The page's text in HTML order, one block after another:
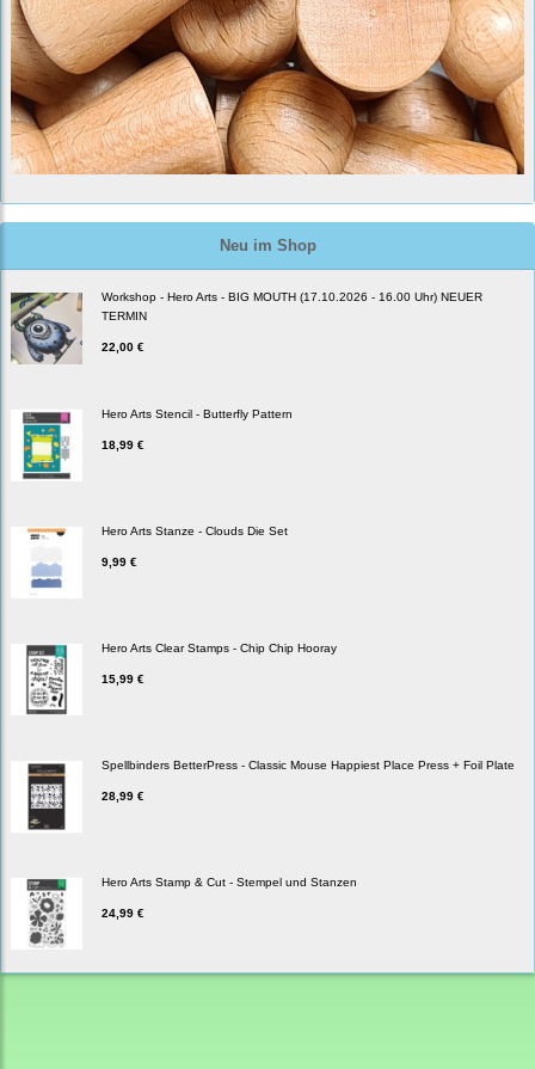
Neu im Shop
Workshop - Hero Arts - BIG MOUTH (17.10.2026 - 16.00 Uhr) NEUER
TERMIN
22,00 €
Hero Arts Stencil - Butterfly Pattern
18,99 €
Hero Arts Stanze - Clouds Die Set
9,99 €
Hero Arts Clear Stamps - Chip Chip Hooray
15,99 €
Spellbinders BetterPress - Classic Mouse Happiest Place Press + Foil Plate
28,99 €
Hero Arts Stamp & Cut - Stempel und Stanzen
24,99 €